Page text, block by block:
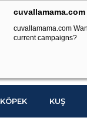
cuvallamama.com
current campaigns?
KÖPEK KUŞ